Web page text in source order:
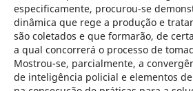
especificamente, procurou-se
dinâmica que rege a produção e
são coletados e que formarão, de
a qual concorrerá o processo de
Mostrou-se, parcialmente, a
de inteligência policial e elementos